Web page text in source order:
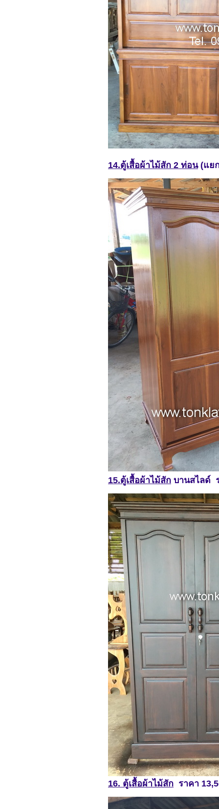
14.ตู้เสื้อผ้าไม้สัก 2 ท่อน(แย
15.ตู้เสื้อผ้าไม้สัก บานสไลด์
16. ตู้เสื้อผ้าไม้สัก ราคา